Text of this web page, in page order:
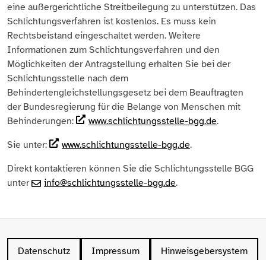
eine außergerichtliche Streitbeilegung zu unterstützen. Das
Schlichtungsverfahren ist kostenlos. Es muss kein
Rechtsbeistand eingeschaltet werden. Weitere
Informationen zum Schlichtungsverfahren und den
Möglichkeiten der Antragstellung erhalten Sie bei der
Schlichtungsstelle nach dem
Behindertengleichstellungsgesetz bei dem Beauftragten
der Bundesregierung für die Belange von Menschen mit
Behinderungen:
www.schlichtungsstelle-bgg.de.
Sie unter:
www.schlichtungsstelle-bgg.de.
Direkt kontaktieren können Sie die Schlichtungsstelle BGG
unter
info@schlichtungsstelle-bgg.de.
Datenschutz Impressum Hinweisgebersystem